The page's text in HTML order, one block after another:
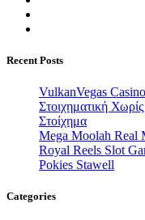
Recent Posts
VulkanVegas
Στοιχηματική
Στοίχημα
Mega Moolah Real
Royal Reels Slot
Pokies Stawell
Categories